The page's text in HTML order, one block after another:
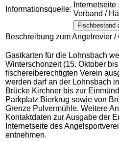
Informationsquelle:
Verband /
Fischbestand
Beschreibung zum Angelrevier /
Gastkarten für die Lohnsbach
Winterschonzeit (15. Oktober
fischereiberechtigten Verein
werden darf an der Lohnsbach
Brücke Kirchner bis zur
Parkplatz Bierkrug sowie von
Grenze Pulvermühle. Weitere
Kontaktdaten zur Ausgabe der
Internetseite des
entnehmen.